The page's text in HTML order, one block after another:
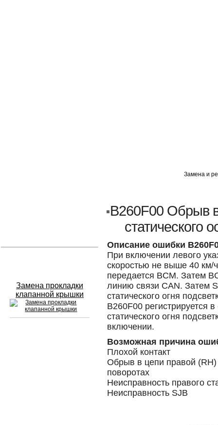
Замена прокладки
клапанной крышки
Замена и
B260F00 Обрыв
статического
Описание ошибки
При включении левого
скоростью не выше 40 км/
передается BCM. Затем
линию связи CAN. Затем
статического огня
B260F00 регистрируется
статического огня
включении.
Возможная причина
Плохой контакт
Обрыв в цепи правой
поворотах
Неисправность правого
Неисправность SJB